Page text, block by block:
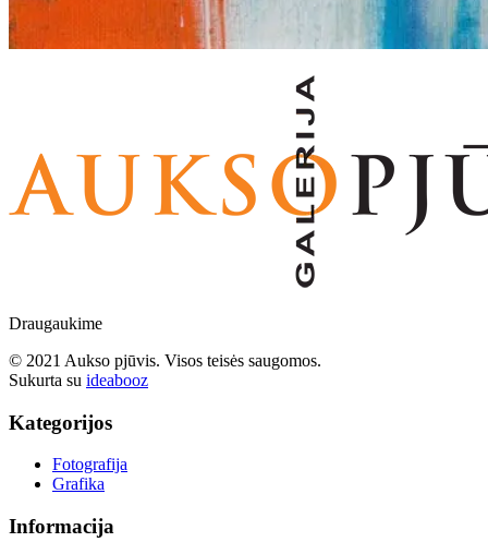
Draugaukime
© 2021 Aukso pjūvis. Visos teisės saugomos.
Sukurta su ideabooz
Kategorijos
Fotografija
Grafika
Informacija